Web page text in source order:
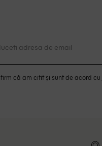
că am citit și sunt de acord cu